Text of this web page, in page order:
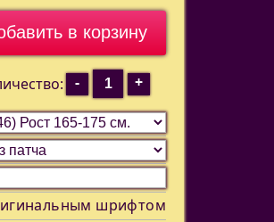
-
+
шрифтом